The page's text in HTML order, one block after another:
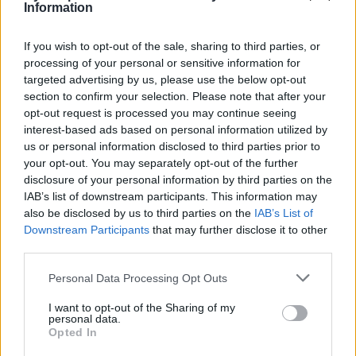
Information
If you wish to opt-out of the sale, sharing to third parties, or
processing of your personal or sensitive information for
targeted advertising by us, please use the below opt-out
section to confirm your selection. Please note that after your
opt-out request is processed you may continue seeing
interest-based ads based on personal information utilized by
us or personal information disclosed to third parties prior to
your opt-out. You may separately opt-out of the further
disclosure of your personal information by third parties on the
IAB’s list of downstream participants. This information may
also be disclosed by us to third parties on the IAB’s List of
Downstream Participants that may further disclose it to other
Personal Data Processing Opt Outs
I want to opt-out of the Sharing of my
personal data.
Opted In
plotkowano o tym już od jakiegoś czasu. Poza nim
Poser. On również grał w NIP-ie, aczkolwiek między
majem 2020 a październikiem 2023 roku. Potem
występował jeszcze w BLEED Esports, a ostatnio
mogliśmy go oglądać w Johnny Speeds. Niemniej
jeszcze przed końcem roku doświadczony prowadzący
opuścił ten skład i przez kolejny miesiąc pozostawał
bez zatrudnienia.
Więcej informacji o zimowych transferach na scenie
Counter-Strike'a 2: